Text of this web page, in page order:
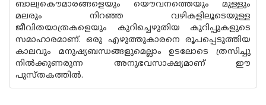
ബാല്യകൌമാരങ്ങളെയും യൌവനത്തെയും മുള്ളും
മലരും നിറഞ്ഞ വഴികളിലൂടെയുള്ള
ജീവിതയാത്രകളെയും കുറിച്ചെഴുതിയ കുറിപ്പുകളുടെ
സമാഹാരമാണ്. ഒരു എഴുത്തുകാ‍രനെ രൂപപ്പെടുത്തിയ
കാ‍ലവും മനുഷ്യബന്ധങ്ങളുമെല്ലാം ഉടലോടെ ത്രസിച്ചു
നില്‍ക്കുണരുന്ന അനുഭവസാക്ഷ്യമാണ് ഈ
പുസ്തകത്തില്‍.